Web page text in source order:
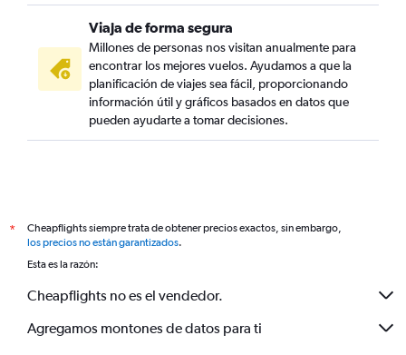
Viaja de forma segura
Millones de personas nos visitan anualmente para
encontrar los mejores vuelos. Ayudamos a que la
planificación de viajes sea fácil, proporcionando
información útil y gráficos basados en datos que
pueden ayudarte a tomar decisiones.
*
Cheapflights siempre trata de obtener precios exactos, sin embargo,
los precios no están garantizados.
Esta es la razón:
Cheapflights no es el vendedor.
Agregamos montones de datos para ti